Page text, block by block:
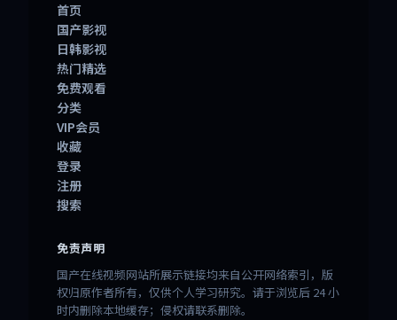
首页
国产影视
日韩影视
热门精选
免费观看
分类
VIP会员
收藏
登录
注册
搜索
免责声明
国产在线视频网站所展示链接均来自公开网络索引，版
权归原作者所有，仅供个人学习研究。请于浏览后 24 小
时内删除本地缓存；侵权请联系删除。